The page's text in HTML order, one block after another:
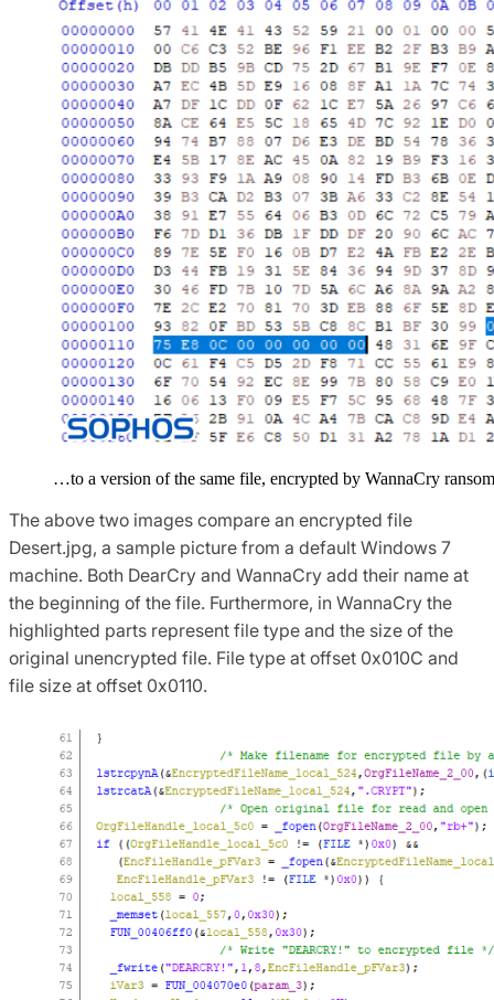
…to a version of the same file, encrypted by WannaCry
The above two images compare an encrypted file
Desert.jpg, a sample picture from a default Windows 7
machine. Both DearCry and WannaCry add their name at
the beginning of the file. Furthermore, in WannaCry the
highlighted parts represent file type and the size of the
original unencrypted file. File type at offset 0x010C and
file size at offset 0x0110.